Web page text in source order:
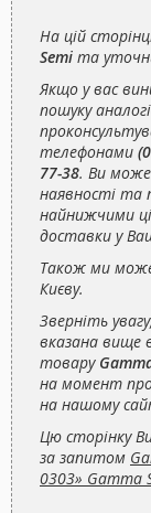
На цій
Semi та
Якщо у вас
пошуку
телефонами
77-38. Ви
наявності та
найнижчими
доставки у
Також ми
Києву.
Зверніть
вказана вище
товару
на момент
на нашому
Цю сторінку
за запитом
0303» Gamma